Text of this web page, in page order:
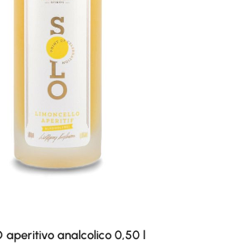
aperitivo analcolico 0,50 l